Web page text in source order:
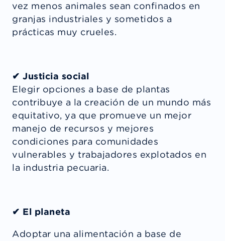
vez menos animales sean confinados en
granjas industriales y sometidos a
prácticas muy crueles.
✔ Justicia social
Elegir opciones a base de plantas
contribuye a la creación de un mundo más
equitativo, ya que promueve un mejor
manejo de recursos y mejores
condiciones para comunidades
vulnerables y trabajadores explotados en
la industria pecuaria.
✔ El planeta
Adoptar una alimentación a base de